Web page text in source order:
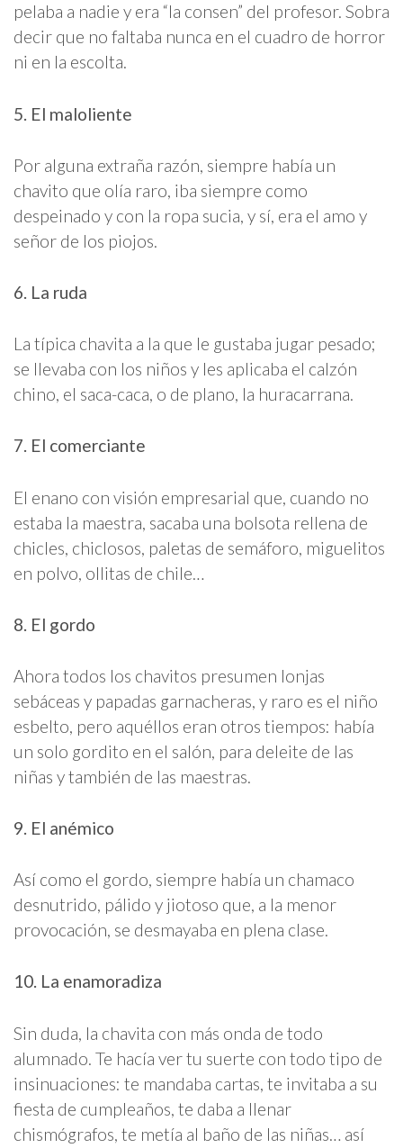
pelaba a nadie y era “la consen” del profesor. Sobra
decir que no faltaba nunca en el cuadro de horror
ni en la escolta.
5. El maloliente
Por alguna extraña razón, siempre había un
chavito que olía raro, iba siempre como
despeinado y con la ropa sucia, y sí, era el amo y
señor de los piojos.
6. La ruda
La típica chavita a la que le gustaba jugar pesado;
se llevaba con los niños y les aplicaba el calzón
chino, el saca-caca, o de plano, la huracarrana.
7. El comerciante
El enano con visión empresarial que, cuando no
estaba la maestra, sacaba una bolsota rellena de
chicles, chiclosos, paletas de semáforo, miguelitos
en polvo, ollitas de chile…
8. El gordo
Ahora todos los chavitos presumen lonjas
sebáceas y papadas garnacheras, y raro es el niño
esbelto, pero aquéllos eran otros tiempos: había
un solo gordito en el salón, para deleite de las
niñas y también de las maestras.
9. El anémico
Así como el gordo, siempre había un chamaco
desnutrido, pálido y jiotoso que, a la menor
provocación, se desmayaba en plena clase.
10. La enamoradiza
Sin duda, la chavita con más onda de todo
alumnado. Te hacía ver tu suerte con todo tipo de
insinuaciones: te mandaba cartas, te invitaba a su
fiesta de cumpleaños, te daba a llenar
chismógrafos, te metía al baño de las niñas… así